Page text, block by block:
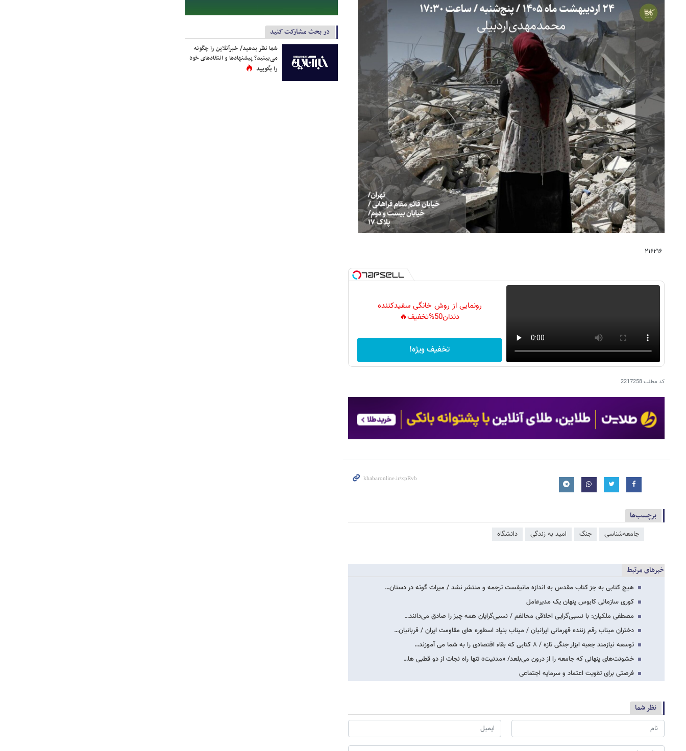
رونمایی از روش خانگی سفیدکننده
دندان50%تخفیف🔥
تخفیف ویژه!
کد مطلب2217258
برچسب‌ها
جامعه‌شناسی جنگ امید به زندگی دانشگاه
خبرهای مرتبط
هیچ کتابی به جز کتاب مقدس به اندازه مانیفست ترجمه و منتشر نشد / میراث گوته در دستان…
کوری سازمانی کابوس پنهان یک مدیرعامل
مصطفی ملکیان: با نسبی‌گرایی اخلاقی مخالفم / نسبی‌گرایان همه چیز را صادق می‌دانند…
دختران میناب رقم زننده قهرمانی ایرانیان / میناب بنیاد اسطوره های مقاومت ایران / قربانیان…
توسعه نیازمند جعبه ابزار جنگی تازه / ۸ کتابی که بقاء اقتصادی را به شما می آموزند…
خشونت‌های پنهانی که جامعه را از درون می‌بلعد/ «مدنیت» تنها راه نجات از دو قطبی ها…
فرصتی برای تقویت اعتماد و سرمایه اجتماعی
نظر شما
در بحث مشارکت کنید
شما نظر بدهید/ خبرآنلاین را چگونه
می‌بینید؟ پیشنهادها و انتقادهای خود
را بگویید